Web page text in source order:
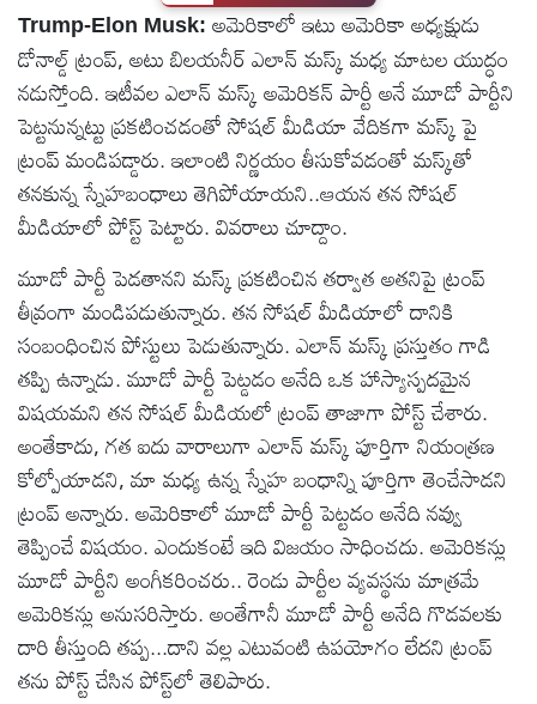
స్పెషల్స్
కెరీర్ &
ఉద్యోగాలు
లైవ్
టీవి
వ్యవసాయం
ఓటీటీ
వీడియోలు
ఆటోమొబైల్
క్రైమ్
ఆధ్యాత్మికం
Trump-Elon Musk:అమెరికాలో ఇటు అమెరికా అధ్యక్షుడు
డోనాల్డ్ ట్రంప్, అటు బిలయనీర్ ఎలాన్ మస్క్ మధ్య మాటల యుద్ధం
నడుస్తోంది. ఇటీవల ఎలాన్ మస్క్ అమెరికన్ పార్టీ అనే మూడో పార్టీని
పెట్టనున్నట్టు ప్రకటించడంతో సోషల్ మీడియా వేదికగా మస్క్ పై
ట్రంప్ మండిపడ్డారు. ఇలాంటి నిర్ణయం తీసుకోవడంతో మస్క్‌తో
తనకున్న స్నేహబంధాలు తెగిపోయాయని..ఆయన తన సోషల్
మీడియాలో పోస్ట్ పెట్టారు. వివరాలు చూద్దాం.
మూడో పార్టీ పెడతానని మస్క్ ప్రకటించిన తర్వాత అతనిపై ట్రంప్
తీవ్రంగా మండిపడుతున్నారు. తన సోషల్ మీడియాలో దానికి
సంబంధించిన పోస్టులు పెడుతున్నారు. ఎలాన్ మస్క్ ప్రస్తుతం గాడి
తప్పి ఉన్నాడు. మూడో పార్టీ పెట్డడం అనేది ఒక హాస్యాస్పదమైన
విషయమని తన సోషల్ మీడియలో ట్రంప్ తాజాగా పోస్ట్ చేశారు.
అంతేకాదు, గత ఐదు వారాలుగా ఎలాన్ మస్క్ పూర్తిగా నియంత్రణ
కోల్పోయాడని, మా మధ్య ఉన్న స్నేహ బంధాన్ని పూర్తిగా తెంచేసాడని
ట్రంప్ అన్నారు. అమెరికాలో మూడో పార్టీ పెట్టడం అనేది నవ్వు
తెప్పించే విషయం. ఎందుకంటే ఇది విజయం సాధించదు. అమెరికన్లు
మూడో పార్టీని అంగీకరించరు.. రెండు పార్టీల వ్యవస్థను మాత్రమే
అమెరికన్లు అనుసరిస్తారు. అంతేగానీ మూడో పార్టీ అనేది గొడవలకు
దారి తీస్తుంది తప్ప...దాని వల్ల ఎటువంటి ఉపయోగం లేదని ట్రంప్
తను పోస్ట్ చేసిన పోస్ట్‌లో తెలిపారు.